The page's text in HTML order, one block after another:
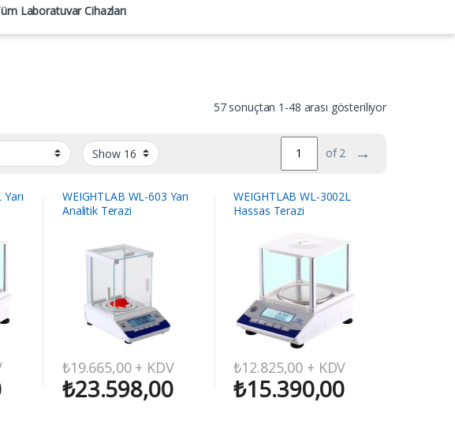
Laboratuvar Cihazları
57 sonuçtan 1-48 arası gösteriliyor
of 2 →
WEIGHTLAB WL-603 Yarı
Analitik Terazi
₺19.665,00+ KDV
₺23.598,00
WEIGHTLAB WL-3002L
Hassas Terazi
₺12.825,00 + KDV
₺15.390,00